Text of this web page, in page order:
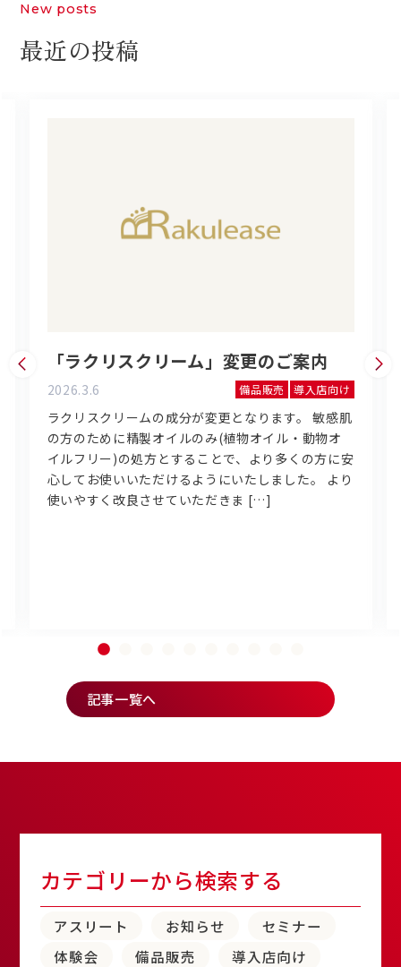
New posts
最近の投稿
「ラクリスクリーム」変更のご案内
2026.3.6 備品販売 導入店向け
ラクリスクリームの成分が変更となります。 敏感肌
の方のために精製オイルのみ(植物オイル・動物オ
イルフリー)の処方とすることで、より多くの方に安
心してお使いいただけるようにいたしました。 より
使いやすく改良させていただきま […]
記事一覧へ
カテゴリーから検索する
アスリート お知らせ
セミナー
体験会
備品販売
導入店向け